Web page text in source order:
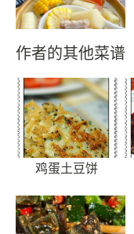
作者的其他菜谱
鸡蛋土豆饼